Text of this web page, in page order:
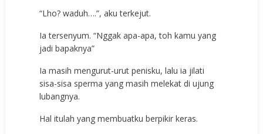
“Lho? waduh….”, aku terkejut.
Ia tersenyum. “Nggak apa-apa, toh kamu yang
jadi bapaknya”
Ia masih mengurut-urut penisku, lalu ia jilati
sisa-sisa sperma yang masih melekat di ujung
lubangnya.
Hal itulah yang membuatku berpikir keras.